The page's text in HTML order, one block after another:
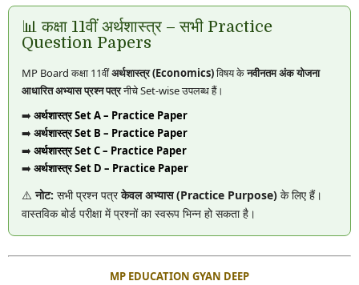
📊 कक्षा 11वीं अर्थशास्त्र – सभी Practice
Question Papers
MP Board कक्षा 11वींअर्थशास्त्र (Economics)विषय केनवीनतम अंक योजना
आधारित अभ्यास प्रश्न पत्रनीचे Set-wise उपलब्ध हैं।
➡️ अर्थशास्त्र Set A – Practice Paper
➡️ अर्थशास्त्र Set B – Practice Paper
➡️ अर्थशास्त्र Set C – Practice Paper
➡️ अर्थशास्त्र Set D – Practice Paper
⚠️नोट: सभी प्रश्न पत्रकेवल अभ्यास (Practice Purpose) के लिए हैं।
वास्तविक बोर्ड परीक्षा में प्रश्नों का स्वरूप भिन्न हो सकता है।
MP EDUCATION GYAN DEEP